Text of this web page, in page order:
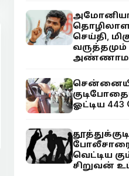
அமோனியா
செய்தி,
வருத்தமும்
ஓட்டிய 443
வெட்டிய
சிறுவன்